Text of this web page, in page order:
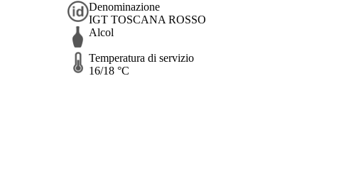
Denominazione
IGT TOSCANA ROSSO
Alcol
Temperatura di servizio
16/18 °C